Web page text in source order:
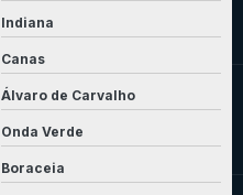
Indiana
Canas
Álvaro de Carvalho
Onda Verde
Boraceia